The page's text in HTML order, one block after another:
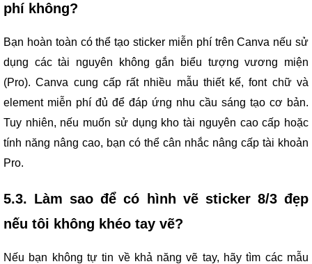
phí không?
Bạn hoàn toàn có thể tạo sticker miễn phí trên Canva nếu sử
dụng các tài nguyên không gắn biểu tượng vương miện
(Pro). Canva cung cấp rất nhiều mẫu thiết kế, font chữ và
element miễn phí đủ để đáp ứng nhu cầu sáng tạo cơ bản.
Tuy nhiên, nếu muốn sử dụng kho tài nguyên cao cấp hoặc
tính năng nâng cao, bạn có thể cân nhắc nâng cấp tài khoản
Pro.
5.3. Làm sao để có hình vẽ sticker 8/3 đẹp
nếu tôi không khéo tay vẽ?
Nếu bạn không tự tin về khả năng vẽ tay, hãy tìm các mẫu